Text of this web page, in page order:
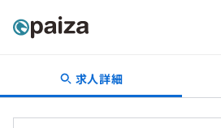
転職・キャリア求人詳細